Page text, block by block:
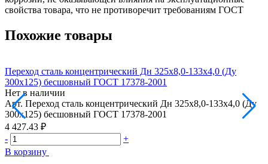
свойства товара, что не противоречит требованиям ГОСТ
Похожие товары
Переход сталь концентрический Дн 325х8,0-133х4,0 (Ду
300х125) бесшовный ГОСТ 17378-2001
Нет в наличии
Арт. Переход сталь концентрический Дн 325х8,0-133х4,0 (Ду
300х125) бесшовный ГОСТ 17378-2001
4 427.43 ₽
-
+
В корзину